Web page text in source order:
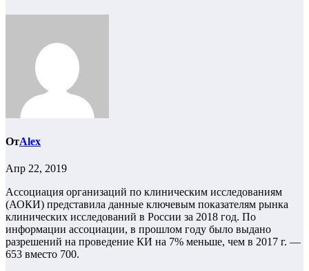
ОтAlex
Апр 22, 2019
Ассоциация организаций по клиническим исследованиям
(АОКИ) представила данные ключевым показателям рынка
клинических исследований в России за 2018 год. По
информации ассоциации, в прошлом году было выдано
разрешений на проведение КИ на 7% меньше, чем в 2017 г. —
653 вместо 700.